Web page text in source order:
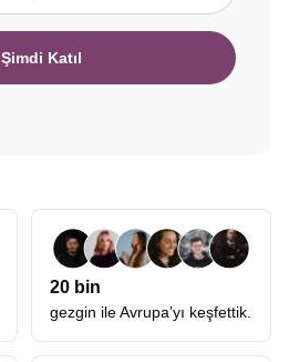
Şimdi Katıl
20 bin
gezgin ile Avrupa’yı keşfettik.